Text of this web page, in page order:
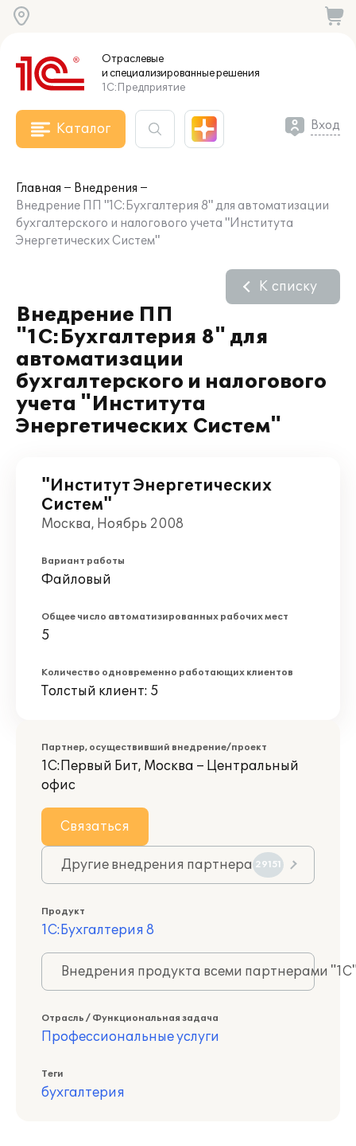
Отраслевые
и специализированныерешения
1С:Предприятие
Каталог Вход
Главная
Внедрения
Внедрение ПП "1С:Бухгалтерия 8" для автоматизации
бухгалтерского и налогового учета "Института
Энергетических Систем"
Внедрение ПП
"1С:Бухгалтерия 8" для
автоматизации
бухгалтерского и налогового
учета "Института
Энергетических Систем"
К списку
"Институт Энергетических
Систем"
Москва, Ноябрь 2008
Вариант работы
Файловый
Общее число автоматизированных рабочих мест
5
Количество одновременно работающих клиентов
Толстый клиент: 5
Партнер, осуществивший внедрение/проект
1С:Первый Бит, Москва – Центральный
офис
Связаться
Другие внедрения партнера 29151
Продукт
1С:Бухгалтерия 8
Внедрения продукта всеми партнерами
Отрасль / Функциональная задача
Профессиональные услуги
Теги
бухгалтерия